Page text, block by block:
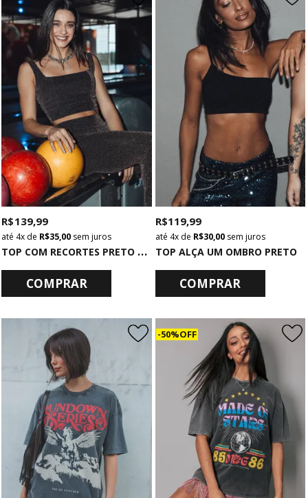
T
OP COM RECORTES PRETO COM LUREX MULTICOLORIDOS
R$ 139,99
4x de R$ 35,00 sem juros
COMPRAR
TOP ALÇA UM OMBRO PRETO
R$ 119,99
4xde R$ 30,00sem juros
COMPRAR
50% OFF